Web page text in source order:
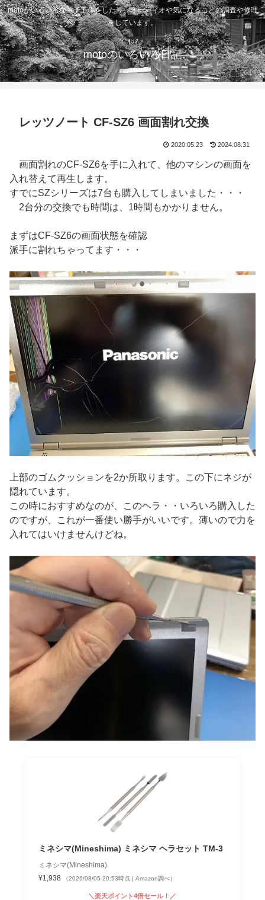
motoがいろいろな電子工作をしたり、オーディオや気になることの調査や修理
をしています。
motoのいろいろ日記
レッツノート CF-SZ6 画面割れ交換
2020.05.23 2024.08.31
画面割れのCF-SZ6を手に入れて、他のマシンの画面を
入れ替えて再生します。
すでにSZシリーズは7台も購入してしまいました・・・
2台分の交換でも時間は、1時間もかかりません。
まずはCF-SZ6の画面状態を確認
派手に割れちゃってます・・・
上部のゴムクッションを2か所取ります。この下にネジが
隠れています。
この時におすすめなのが、このヘラ・・いろいろ購入した
のですが、これが一番使い勝手がいいです。薄いので力を
入れてはいけませんけどね。
ミネシマ(Mineshima) ミネシマ ヘラセット TM-3
ミネシマ(Mineshima)
¥1,938
（2026/08/05 20:53時点 | Amazon調べ）
＼楽天ポイント4倍セール！／